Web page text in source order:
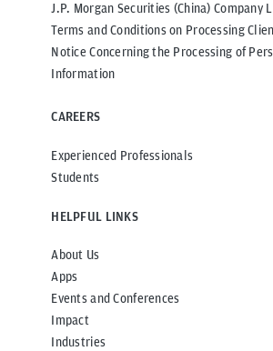
J.P. Morgan Securities (China) Company
Terms and Conditions on Processing
Notice Concerning the Processing of
Information
CAREERS
Experienced Professionals
Students
HELPFUL LINKS
About Us
Apps
Events and Conferences
Impact
Industries